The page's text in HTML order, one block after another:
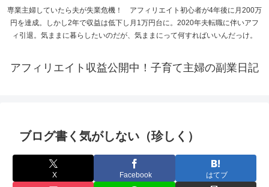
専業主婦していたら夫が失業危機！ アフィリエイト初心者が4年後に月200万
円を達成。しかし2年で収益は低下し月1万円台に。2020年夫転職に伴いアフ
ィ引退。気ままに暮らしたいのだが、気ままにって何すればいいんだっけ。
アフィリエイト収益公開中！子育て主婦の副業日記
ブログ書く気がしない（珍しく）
X Facebook はてブ